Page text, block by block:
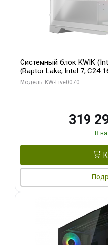
Системный блок KWIK
(Raptor Lake, Intel 7, C24
модуля)/ Gigabyte RTX5080
Модель: KW-Live0070
319
В